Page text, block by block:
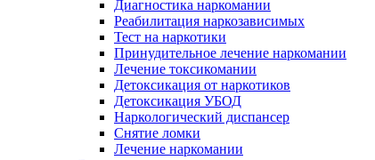
Диагностика наркомании
Реабилитация наркозависимых
Тест на наркотики
Принудительное лечение наркомании
Лечение токсикомании
Детоксикация от наркотиков
Детоксикация УБОД
Наркологический диспансер
Снятие ломки
Лечение наркомании